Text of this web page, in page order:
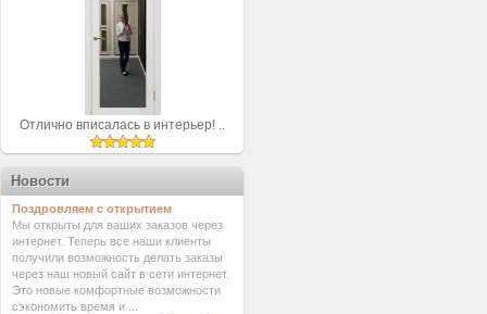
Отлично вписалась в интерьер! ..
Новости
Поздровляем с открытием
Мы открыты для ваших заказов через
интернет. Теперь все наши клиенты
получили возможность делать заказы
через наш новый сайт в сети интернет.
Это новые комфортные возможности
сэкономить время и ...